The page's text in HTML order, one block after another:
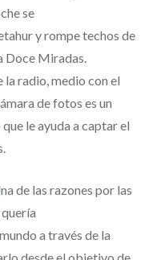
se
y rompe techos de
Doce Miradas.
la radio, medio con el
de fotos es un
le ayuda a captar el
de las razones por las
a través de la